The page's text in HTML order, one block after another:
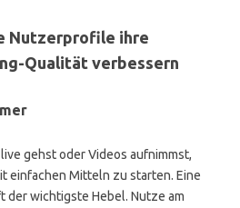
Nutzerprofile ihre
Qualität verbessern
gehst oder Videos aufnimmst,
einfachen Mitteln zu starten. Eine
wichtigste Hebel. Nutze am